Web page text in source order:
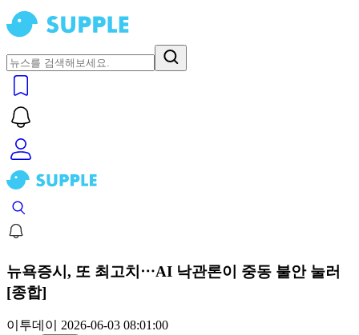
뉴욕증시, 또 최고치⋯AI 낙관론이 중동 불안 눌러
[종합]
이투데이 2026-06-03 08:01:00